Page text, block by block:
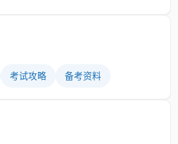
考试攻略 备考资料